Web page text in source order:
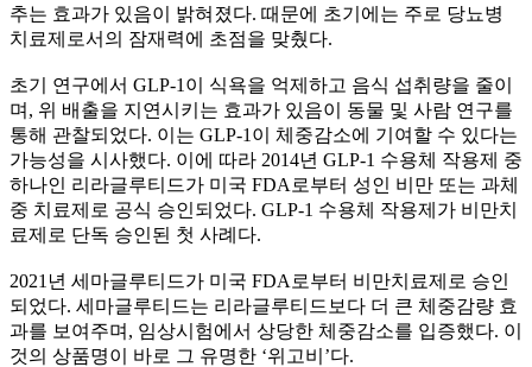
추는 효과가 있음이 밝혀졌다. 때문에 초기에는 주로 당뇨병
치료제로서의 잠재력에 초점을 맞췄다.
초기 연구에서 GLP-1이 식욕을 억제하고 음식 섭취량을 줄이
며, 위 배출을 지연시키는 효과가 있음이 동물 및 사람 연구를
통해 관찰되었다. 이는 GLP-1이 체중감소에 기여할 수 있다는
가능성을 시사했다. 이에 따라 2014년 GLP-1 수용체 작용제 중
하나인 리라글루티드가 미국 FDA로부터 성인 비만 또는 과체
중 치료제로 공식 승인되었다. GLP-1 수용체 작용제가 비만치
료제로 단독 승인된 첫 사례다.
2021년 세마글루티드가 미국 FDA로부터 비만치료제로 승인
되었다. 세마글루티드는 리라글루티드보다 더 큰 체중감량 효
과를 보여주며, 임상시험에서 상당한 체중감소를 입증했다. 이
것의 상품명이 바로 그 유명한 ‘위고비’다.